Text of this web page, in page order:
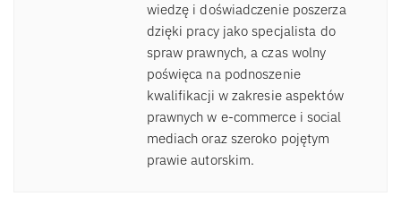
wiedzę i doświadczenie poszerza
dzięki pracy jako specjalista do
spraw prawnych, a czas wolny
poświęca na podnoszenie
kwalifikacji w zakresie aspektów
prawnych w e-commerce i social
mediach oraz szeroko pojętym
prawie autorskim.